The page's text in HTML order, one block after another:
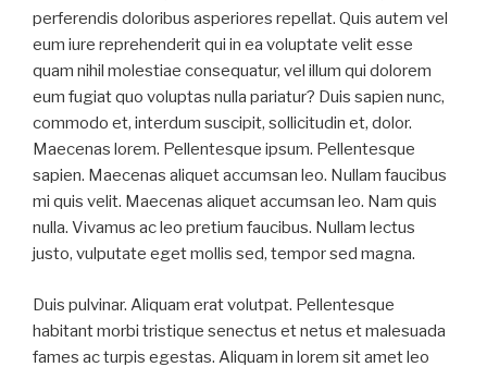
perferendis doloribus asperiores repellat. Quis autem vel
eum iure reprehenderit qui in ea voluptate velit esse
quam nihil molestiae consequatur, vel illum qui dolorem
eum fugiat quo voluptas nulla pariatur? Duis sapien nunc,
commodo et, interdum suscipit, sollicitudin et, dolor.
Maecenas lorem. Pellentesque ipsum. Pellentesque
sapien. Maecenas aliquet accumsan leo. Nullam faucibus
mi quis velit. Maecenas aliquet accumsan leo. Nam quis
nulla. Vivamus ac leo pretium faucibus. Nullam lectus
justo, vulputate eget mollis sed, tempor sed magna.
Duis pulvinar. Aliquam erat volutpat. Pellentesque
habitant morbi tristique senectus et netus et malesuada
fames ac turpis egestas. Aliquam in lorem sit amet leo